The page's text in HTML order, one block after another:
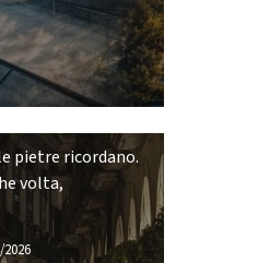
pietre ricordano.
volta,